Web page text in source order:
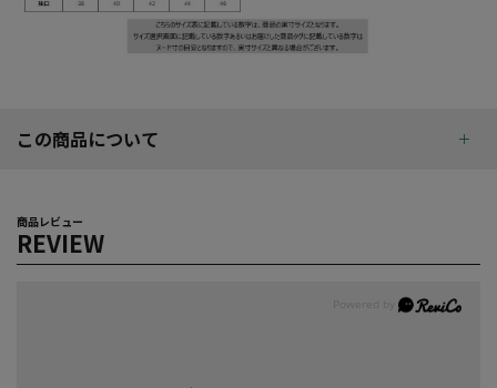
この商品について
商品レビュー
REVIEW